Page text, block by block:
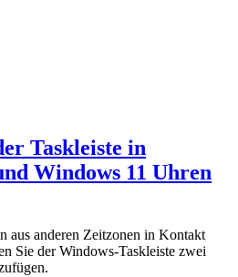
Taskleiste in
Windows 11 Uhren
aus anderen Zeitzonen in Kontakt
Sie der Windows-Taskleiste zwei